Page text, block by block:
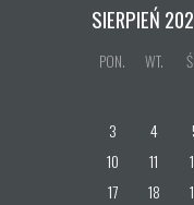
SIERPIEŃ
PON. WT.
3
4
10
11
17
18